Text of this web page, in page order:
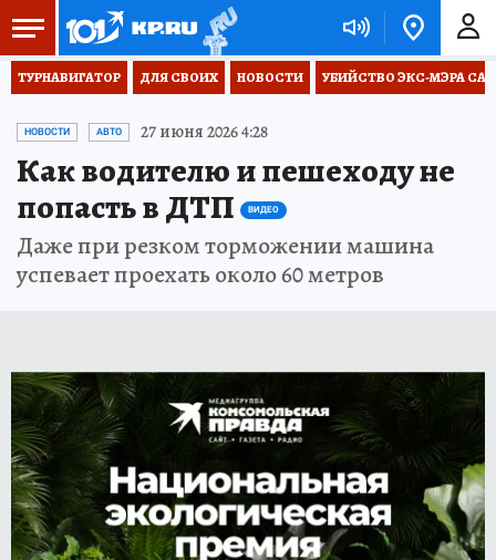
ТУРНАВИГАТОР ДЛЯ СВОИХ НОВОСТИ УБИЙСТВО ЭКС-МЭРА
НОВОСТИ АВТО 27 июня 2026 4:28
Как водителю и пешеходу не
попасть в ДТП
ВИДЕО
Даже при резком торможении машина
успевает проехать около 60 метров